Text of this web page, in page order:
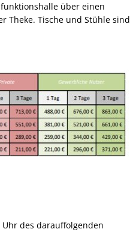
über einen
Theke. Tische und Stühle sind
des darauffolgenden